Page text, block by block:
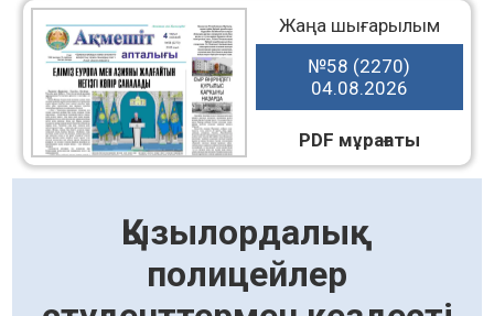
Жаңа шығарылым
№58 (2270)
04.08.2026
PDF мұрағаты
Қызылордалық
полицейлер